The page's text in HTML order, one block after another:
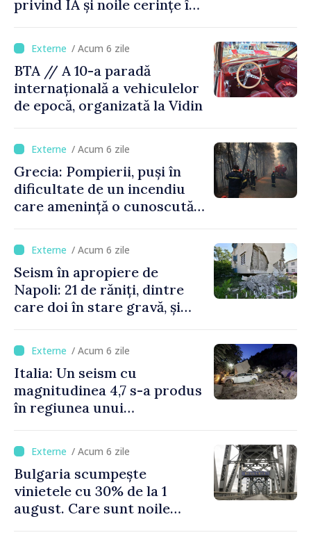
privind IA și noile cerințe în
/ Acum 6 zile
BTA // A 10-a paradă
internațională a vehiculelor
de epocă, organizată la Vidin
/ Acum 6 zile
Grecia: Pompierii, puși în
dificultate de un incendiu
care amenință o cunoscută
/ Acum 6 zile
Seism în apropiere de
Napoli: 21 de răniți, dintre
care doi în stare gravă, și
/ Acum 6 zile
Italia: Un seism cu
magnitudinea 4,7 s-a produs
în regiunea unui
de Napoli
/ Acum 6 zile
Bulgaria scumpește
vinietele cu 30% de la 1
august. Care sunt noile